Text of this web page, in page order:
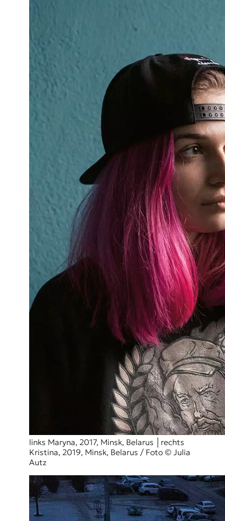
links Maryna, 2017, Minsk, Belarus │rechts
Kristina, 2019, Minsk, Belarus / Foto © Julia
Autz